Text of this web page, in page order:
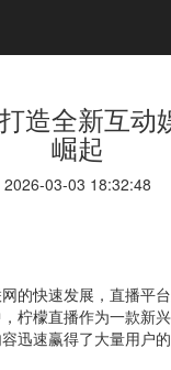
造全新互动
崛起
2026-03-03 18:32:48
的快速发展，直播平
柠檬直播作为一款新
迅速赢得了大量用户的